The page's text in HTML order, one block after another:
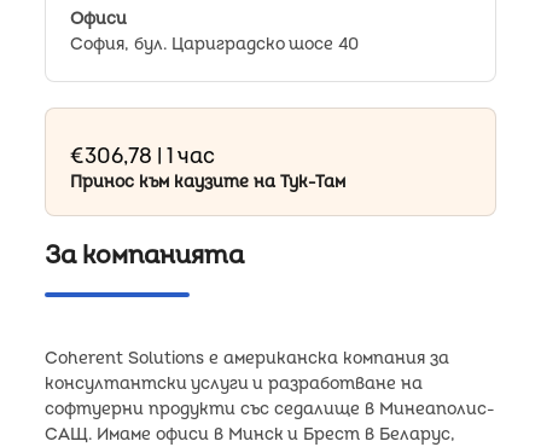
Oфиси
София, бул. Цариградско шосе 40
€306,78 | 1 час
Принос към каузите на Тук-Там
За компанията
Coherent Solutions е американска компания за
консултантски услуги и разработване на
софтуерни продукти със седалище в Минеаполис-
САЩ. Имаме офиси в Минск и Брест в Беларус,